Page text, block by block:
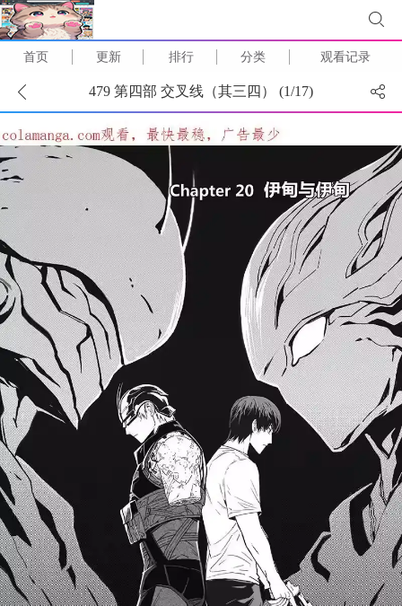
首页 更新 排行 分类 观看记录
479 第四部 交叉线（其三四） (1/17)